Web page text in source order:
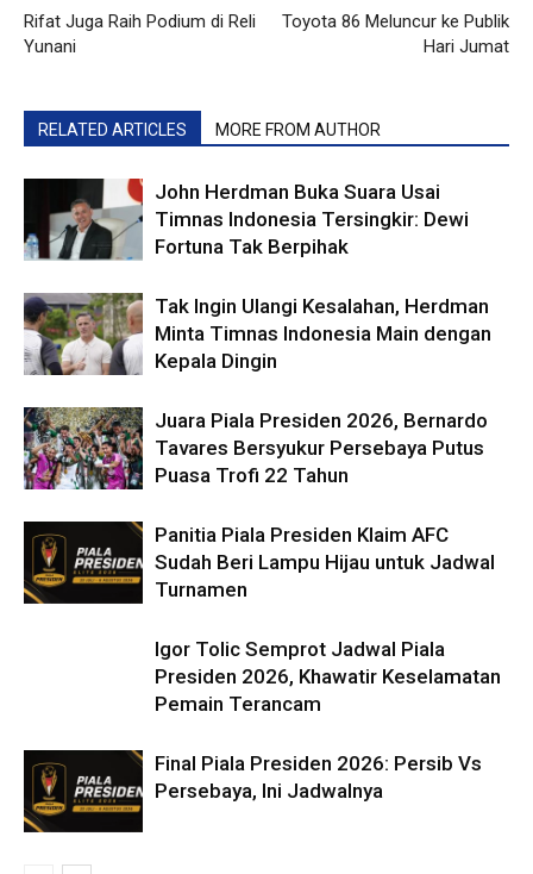
Rifat Juga Raih Podium di Reli
Yunani
Toyota 86 Meluncur ke Publik
Hari Jumat
RELATED ARTICLES MORE FROM AUTHOR
John Herdman Buka Suara Usai
Timnas Indonesia Tersingkir: Dewi
Fortuna Tak Berpihak
Tak Ingin Ulangi Kesalahan, Herdman
Minta Timnas Indonesia Main dengan
Kepala Dingin
Juara Piala Presiden 2026, Bernardo
Tavares Bersyukur Persebaya Putus
Puasa Trofi 22 Tahun
Panitia Piala Presiden Klaim AFC
Sudah Beri Lampu Hijau untuk Jadwal
Turnamen
Igor Tolic Semprot Jadwal Piala
Presiden 2026, Khawatir Keselamatan
Pemain Terancam
Final Piala Presiden 2026: Persib Vs
Persebaya, Ini Jadwalnya